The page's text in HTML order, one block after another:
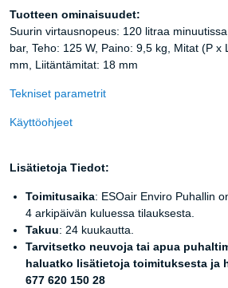
Tuotteen ominaisuudet:
Suurin virtausnopeus: 120 litraa
bar, Teho: 125 W, Paino: 9,5 kg, Mitat (P x
mm, Liitäntämitat: 18 mm
Tekniset parametrit
Käyttöohjeet
Lisätietoja Tiedot:
Toimitusaika: ESOair Enviro Puhallin
4 arkipäivän kuluessa tilauksesta.
Takuu: 24 kuukautta.
Tarvitsetko neuvoja tai apua
haluatko lisätietoja toimituksesta ja
677 620 150 28